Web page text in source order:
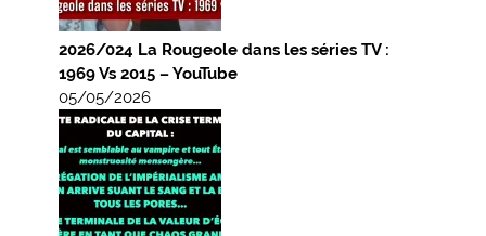
2026/024 La Rougeole dans les séries TV :
1969 Vs 2015 – YouTube
05/05/2026